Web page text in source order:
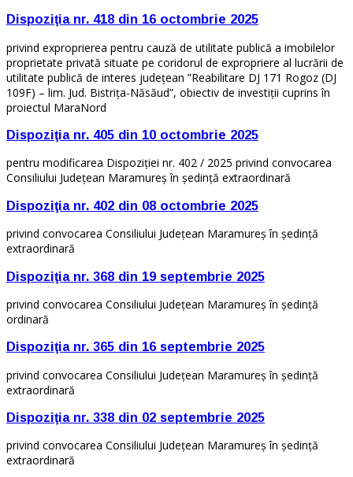
Dispoziţia nr. 418 din 16 octombrie 2025
privind exproprierea pentru cauză de utilitate publică a imobilelor
proprietate privată situate pe coridorul de expropriere al lucrării de
utilitate publică de interes județean ”Reabilitare DJ 171 Rogoz (DJ
109F) – lim. Jud. Bistrița-Năsăud”, obiectiv de investiții cuprins în
proiectul MaraNord
Dispoziţia nr. 405 din 10 octombrie 2025
pentru modificarea Dispoziției nr. 402 / 2025 privind convocarea
Consiliului Judeţean Maramureş în şedinţă extraordinară
Dispoziţia nr. 402 din 08 octombrie 2025
privind convocarea Consiliului Judeţean Maramureş în şedinţă
extraordinară
Dispoziţia nr. 368 din 19 septembrie 2025
privind convocarea Consiliului Judeţean Maramureş în şedinţă
ordinară
Dispoziţia nr. 365 din 16 septembrie 2025
privind convocarea Consiliului Judeţean Maramureş în şedinţă
extraordinară
Dispoziţia nr. 338 din 02 septembrie 2025
privind convocarea Consiliului Judeţean Maramureş în şedinţă
extraordinară